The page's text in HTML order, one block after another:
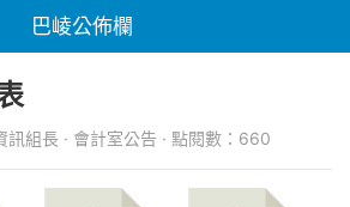
巴崚公佈欄
組長 · 會計室公告 · 點閱數：660